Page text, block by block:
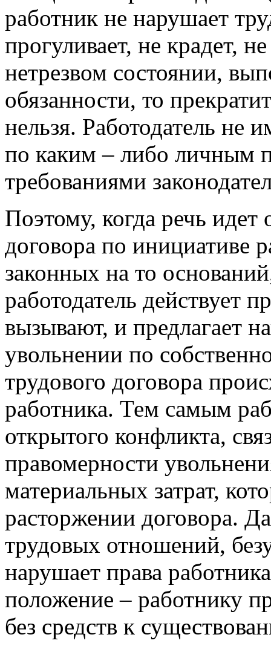
работник не нарушает
прогуливает, не крадет,
нетрезвом состоянии,
обязанности, то
нельзя. Работодатель не
по каким – либо личным
требованиями
Поэтому, когда речь идет
договора по инициативе
законных на то
работодатель действует
вызывают, и предлагает
увольнении по
трудового договора
работника. Тем самым
открытого конфликта,
правомерности
материальных затрат,
расторжении договора.
трудовых отношений,
нарушает права
положение – работнику
без средств к